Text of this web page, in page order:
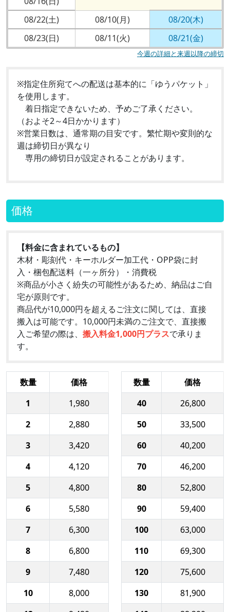
08/22(土)
08/10(月)
08/20(木)
08/23(日)
08/11(火) 08/21(金)
今週の詳細と来週以降の締切
※指定住所宛てへの配送は基本的に「ゆうパケット」
を使用します。
着日指定できないため、予めご了承ください。
（およそ2～4日かかります）
※営業日数は、通常期の目安です。繁忙期や変則的な
週は締切日が異なり
専用の締切日が設定されることがあります。
価格
【料金に含まれているもの】
木材・彫刻代・キーホルダー加工代・OPP袋に封
入・梱包配送料（一ヶ所分）・消費税
※商品が小さく紛失の可能性があるため、納品はご自
宅が原則です。
商品代が10,000円を超えるご注文に関しては、直接
搬入は可能です。10,000円未満のご注文で、直接搬
入ご希望の際は、 搬入料金1,000円プラスで承りま
す。
数量
価格
1
1,980
2
2,880
3
3,420
4
4,120
5
4,800
6
5,580
7
6,300
8
6,800
9
7,480
10
8,000
数量
価格
40
26,800
50
33,500
60
40,200
70
46,200
80
52,800
90
59,400
100
63,000
110
69,300
120
75,600
130
81,900